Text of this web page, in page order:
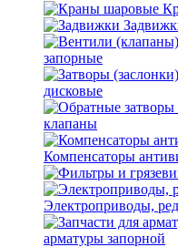
запорные
дисковые
клапаны
Компенсаторы
Электроприводы,
арматуры запорной